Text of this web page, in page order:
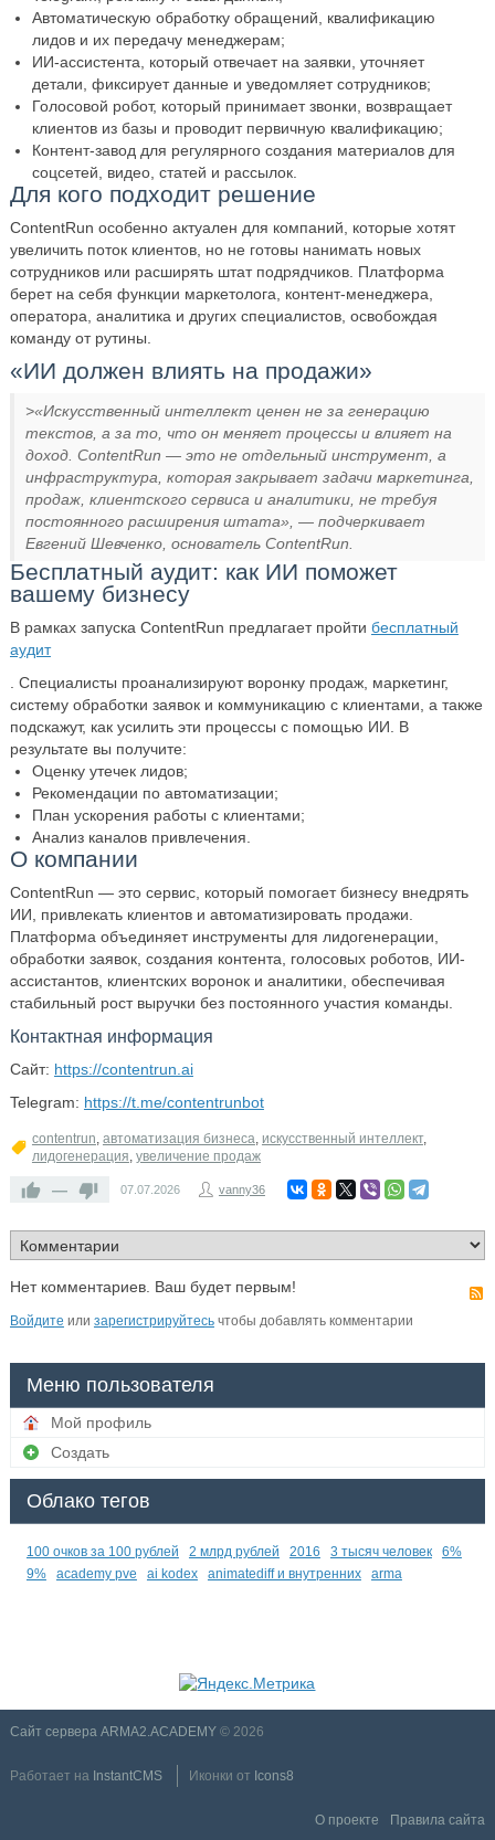
Автоматическую обработку обращений, квалификацию
лидов и их передачу менеджерам;
ИИ-ассистента, который отвечает на заявки, уточняет
детали, фиксирует данные и уведомляет сотрудников;
Голосовой робот, который принимает звонки, возвращает
клиентов из базы и проводит первичную квалификацию;
Контент-завод для регулярного создания материалов для
соцсетей, видео, статей и рассылок.
Для кого подходит решение
ContentRun особенно актуален для компаний, которые хотят
увеличить поток клиентов, но не готовы нанимать новых
сотрудников или расширять штат подрядчиков. Платформа
берет на себя функции маркетолога, контент-менеджера,
оператора, аналитика и других специалистов, освобождая
команду от рутины.
«ИИ должен влиять на продажи»
>«Искусственный интеллект ценен не за генерацию
текстов, а за то, что он меняет процессы и влияет на
доход. ContentRun — это не отдельный инструмент, а
инфраструктура, которая закрывает задачи маркетинга,
продаж, клиентского сервиса и аналитики, не требуя
постоянного расширения штата», — подчеркивает
Евгений Шевченко, основатель ContentRun.
Бесплатный аудит: как ИИ поможет
вашему бизнесу
В рамках запуска ContentRun предлагает пройти бесплатный
аудит
. Специалисты проанализируют воронку продаж, маркетинг,
систему обработки заявок и коммуникацию с клиентами, а также
подскажут, как усилить эти процессы с помощью ИИ. В
результате вы получите:
Оценку утечек лидов;
Рекомендации по автоматизации;
План ускорения работы с клиентами;
Анализ каналов привлечения.
О компании
ContentRun — это сервис, который помогает бизнесу внедрять
ИИ, привлекать клиентов и автоматизировать продажи.
Платформа объединяет инструменты для лидогенерации,
обработки заявок, создания контента, голосовых роботов, ИИ-
ассистантов, клиентских воронок и аналитики, обеспечивая
стабильный рост выручки без постоянного участия команды.
Контактная информация
Сайт: https://contentrun.ai
Telegram: https://t.me/contentrunbot
contentrun, автоматизация бизнеса, искусственный интеллект,
лидогенерация, увеличение продаж
— 07.07.2026 vanny36
Нет комментариев. Ваш будет первым!
Войдите или зарегистрируйтесьчтобы добавлять комментарии
Меню пользователя
Мой профиль
Создать
Облако тегов
100 очков за 100 рублей 2 млрд рублей 2016 3 тысяч человек
6%
9%
academy pve ai kodex animatediff и внутренних arma
Сайт сервера ARMA2.ACADEMY© 2026
Работает на InstantCMS Иконки от Icons8
О проекте Правила сайта